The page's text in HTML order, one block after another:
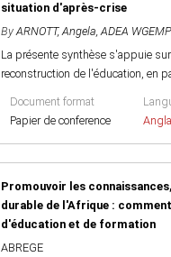
situation d'après-crise
By ARNOTT, Angela,ADEA
La présente synthèse s'appuie
reconstruction de l'éducation, en
Document format
Papier de conference
Promouvoir les
durable de l'Afrique :
d'éducation et de formation
ABREGE